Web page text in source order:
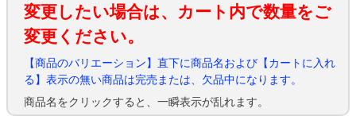
変更したい場合は、カート内で数量をご
変更ください。
【商品のバリエーション】直下に商品名および【カートに入れ
る】表示の無い商品は完売または、欠品中になります。
商品名をクリックすると、一瞬表示が乱れます。